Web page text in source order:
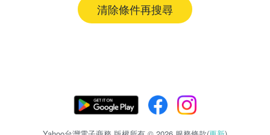
清除條件再搜尋